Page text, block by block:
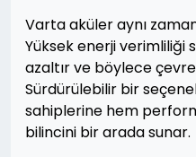
Varta aküler aynı
Yüksek enerji verimliliği
azaltır ve böylece
Sürdürülebilir bir
sahiplerine hem
bilincini bir arada sunar.